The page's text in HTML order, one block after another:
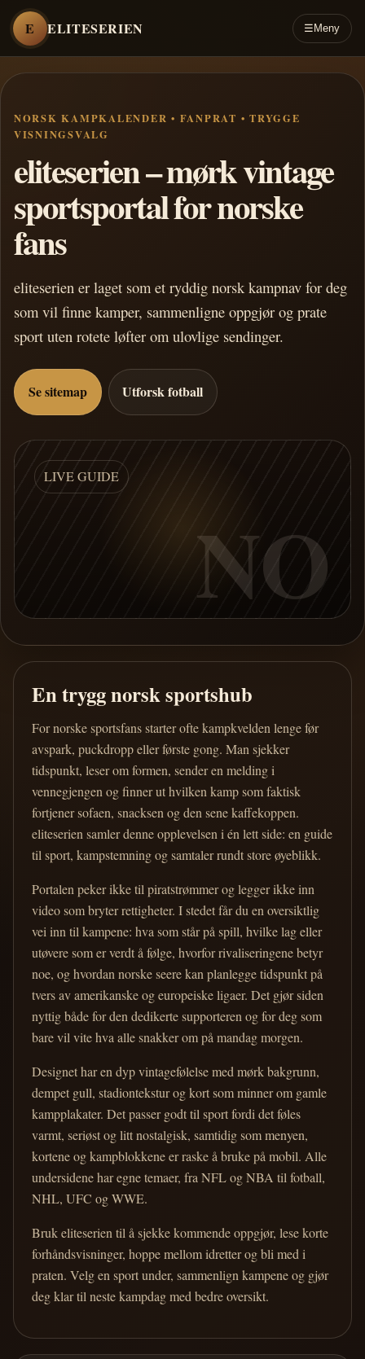
E ELITESERIEN ☰ Meny
NORSK KAMPKALENDER • FANPRAT • TRYGGE
VISNINGSVALG
eliteserien – mørk vintage
sportsportal for norske
fans
eliteserien er laget som et ryddig norsk kampnav for deg
som vil finne kamper, sammenligne oppgjør og prate
sport uten rotete løfter om ulovlige sendinger.
Se sitemap Utforsk fotball
LIVE GUIDE
NO
En trygg norsk sportshub
For norske sportsfans starter ofte kampkvelden lenge før
avspark, puckdropp eller første gong. Man sjekker
tidspunkt, leser om formen, sender en melding i
vennegjengen og finner ut hvilken kamp som faktisk
fortjener sofaen, snacksen og den sene kaffekoppen.
eliteserien samler denne opplevelsen i én lett side: en guide
til sport, kampstemning og samtaler rundt store øyeblikk.
Portalen peker ikke til piratstrømmer og legger ikke inn
video som bryter rettigheter. I stedet får du en oversiktlig
vei inn til kampene: hva som står på spill, hvilke lag eller
utøvere som er verdt å følge, hvorfor rivaliseringene betyr
noe, og hvordan norske seere kan planlegge tidspunkt på
tvers av amerikanske og europeiske ligaer. Det gjør siden
nyttig både for den dedikerte supporteren og for deg som
bare vil vite hva alle snakker om på mandag morgen.
Designet har en dyp vintagefølelse med mørk bakgrunn,
dempet gull, stadiontekstur og kort som minner om gamle
kampplakater. Det passer godt til sport fordi det føles
varmt, seriøst og litt nostalgisk, samtidig som menyen,
kortene og kampblokkene er raske å bruke på mobil. Alle
undersidene har egne temaer, fra NFL og NBA til fotball,
NHL, UFC og WWE.
Bruk eliteserien til å sjekke kommende oppgjør, lese korte
forhåndsvisninger, hoppe mellom idretter og bli med i
praten. Velg en sport under, sammenlign kampene og gjør
deg klar til neste kampdag med bedre oversikt.